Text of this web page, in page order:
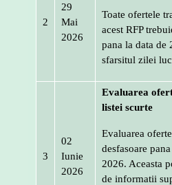
2
29
Mai
2026
Toate ofertele
acest RFP
pana la data de
sfarsitul zilei
3
02
Iunie
2026
Evaluarea
listei scurte
Evaluarea
desfasoare
2026. Aceasta
de informatii